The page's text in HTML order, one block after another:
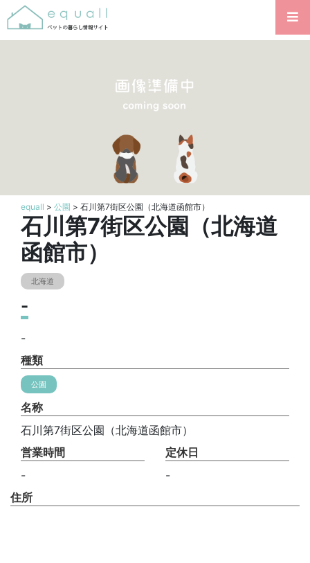
equall > 公園 > 石川第7街区公園（北海道函館市）
石川第7街区公園（北海道
函館市）
北海道
-
-
種類
公園
名称
石川第7街区公園（北海道函館市）
営業時間
-
定休日
-
住所